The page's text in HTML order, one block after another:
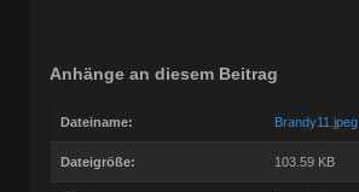
Anhänge an diesem Beitrag
Dateiname: Brandy11.jpeg
Dateigröße: 103.59 KB